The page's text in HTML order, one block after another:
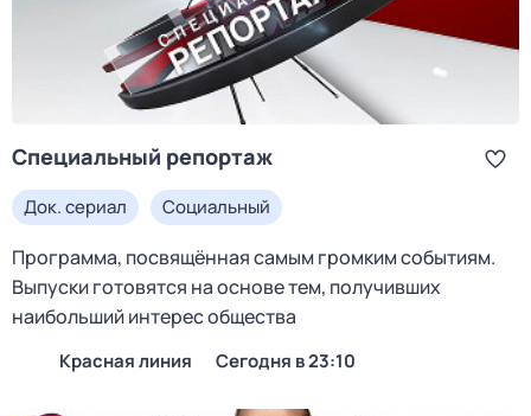
Специальный репортаж
Док. сериал Социальный
Программа, посвящённая самым громким событиям.
Выпуски готовятся на основе тем, получивших
наибольший интерес общества
Красная линия Сегодня в 23:10